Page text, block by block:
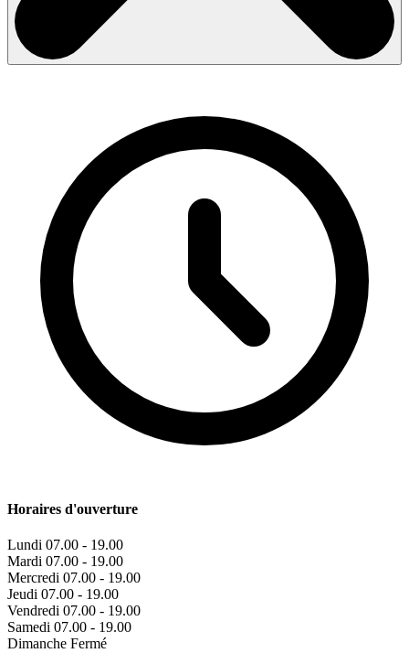
Horaires d'ouverture
Lundi 07.00 - 19.00
Mardi 07.00 - 19.00
Mercredi 07.00 - 19.00
Jeudi 07.00 - 19.00
Vendredi 07.00 - 19.00
Samedi 07.00 - 19.00
Dimanche Fermé